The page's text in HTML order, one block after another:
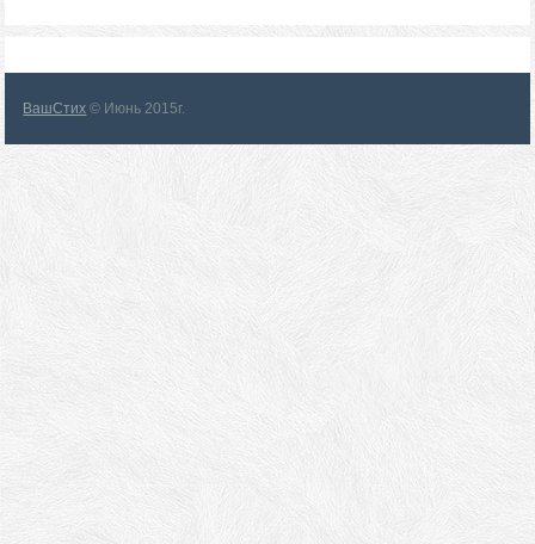
ВашСтих © Июнь 2015г.